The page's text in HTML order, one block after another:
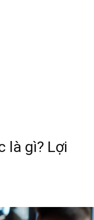
là gì? Lợi